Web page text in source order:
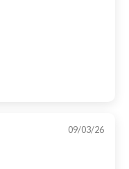
09/03/26